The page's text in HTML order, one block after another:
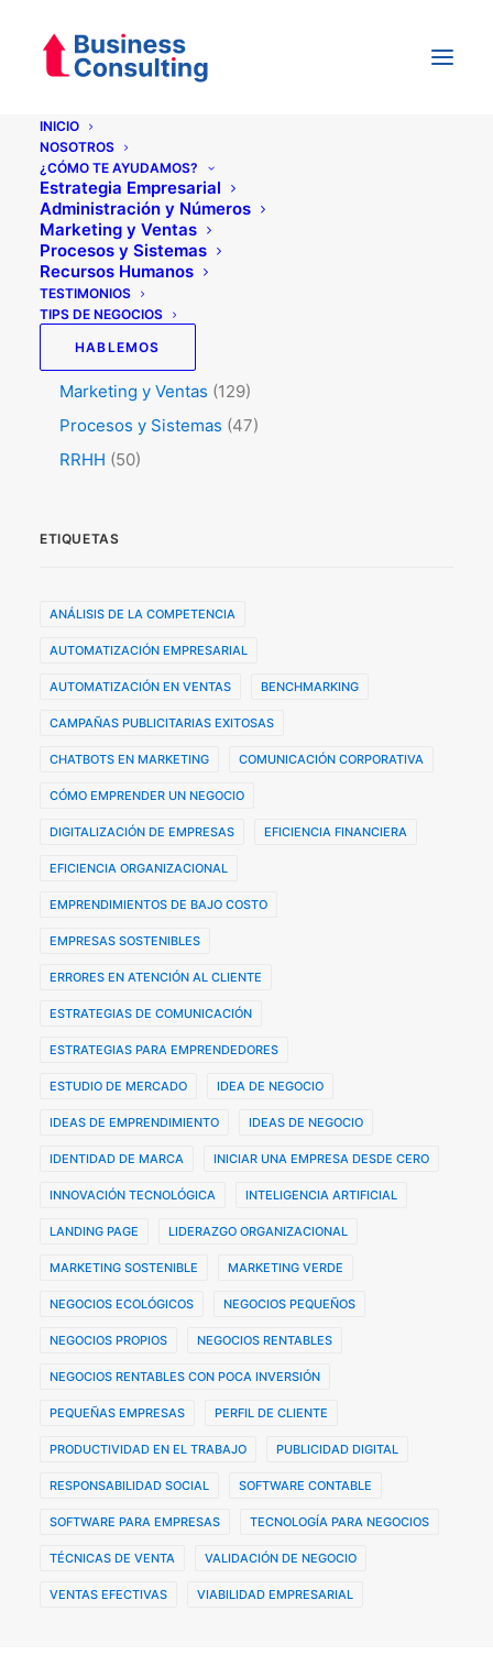
INICIO
NOSOTROS
¿CÓMO TE AYUDAMOS?
Estrategia Empresarial
Administración y Números
Marketing y Ventas
Procesos y Sistemas
Recursos Humanos
TESTIMONIOS
TIPS DE NEGOCIOS
HABLEMOS
Categorías
Testimonios(5)
Tips de Negocios
Administración y Números
Estrategia(74)
Marketing y Ventas (129)
Procesos y Sistemas (47)
RRHH (50)
ETIQUETAS
ANÁLISIS DE LA COMPETENCIA
AUTOMATIZACIÓN EMPRESARIAL
AUTOMATIZACIÓN EN VENTAS BENCHMARKING
CAMPAÑAS PUBLICITARIAS EXITOSAS
CHATBOTS EN MARKETING COMUNICACIÓN CORPORATIVA
CÓMO EMPRENDER UN NEGOCIO
DIGITALIZACIÓN DE EMPRESAS EFICIENCIA FINANCIERA
EFICIENCIA ORGANIZACIONAL
EMPRENDIMIENTOS DE BAJO COSTO
EMPRESAS SOSTENIBLES
ERRORES EN ATENCIÓN AL CLIENTE
ESTRATEGIAS DE COMUNICACIÓN
ESTRATEGIAS PARA EMPRENDEDORES
ESTUDIO DE MERCADO IDEA DE NEGOCIO
IDEAS DE EMPRENDIMIENTO IDEAS DE NEGOCIO
IDENTIDAD DE MARCA INICIAR UNA EMPRESA DESDE CERO
INNOVACIÓN TECNOLÓGICA INTELIGENCIA ARTIFICIAL
LANDING PAGE LIDERAZGO ORGANIZACIONAL
MARKETING SOSTENIBLE MARKETING VERDE
NEGOCIOS ECOLÓGICOS NEGOCIOS PEQUEÑOS
NEGOCIOS PROPIOS NEGOCIOS RENTABLES
NEGOCIOS RENTABLES CON POCA INVERSIÓN
PEQUEÑAS EMPRESAS PERFIL DE CLIENTE
PRODUCTIVIDAD EN EL TRABAJO PUBLICIDAD DIGITAL
RESPONSABILIDAD SOCIAL SOFTWARE CONTABLE
SOFTWARE PARA EMPRESAS TECNOLOGÍA PARA NEGOCIOS
TÉCNICAS DE VENTA VALIDACIÓN DE NEGOCIO
VENTAS EFECTIVAS VIABILIDAD EMPRESARIAL